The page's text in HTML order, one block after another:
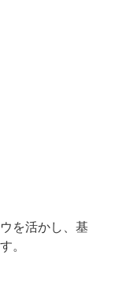
を活かし、基
。